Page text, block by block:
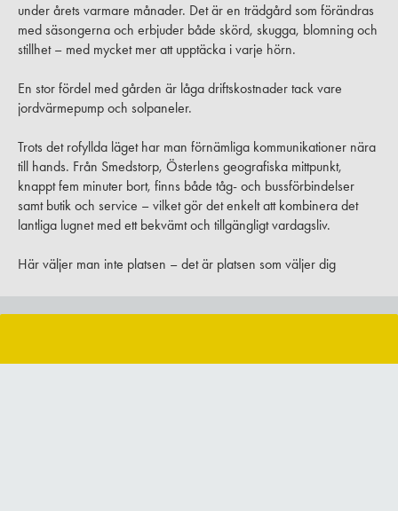
under årets varmare månader. Det är en trädgård som förändras
med säsongerna och erbjuder både skörd, skugga, blomning och
stillhet – med mycket mer att upptäcka i varje hörn.
En stor fördel med gården är låga driftskostnader tack vare
jordvärmepump och solpaneler.
Trots det rofyllda läget har man förnämliga kommunikationer nära
till hands. Från Smedstorp, Österlens geografiska mittpunkt,
knappt fem minuter bort, finns både tåg- och bussförbindelser
samt butik och service – vilket gör det enkelt att kombinera det
lantliga lugnet med ett bekvämt och tillgängligt vardagsliv.
Här väljer man inte platsen – det är platsen som väljer dig